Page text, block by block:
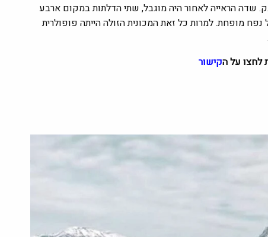
שדה הראייה לאחור היה מוגבל, שתי הדלתות במקום ארבע
מופחת. למרות כל זאת המכונית הזולה הייתה פופולרית
לחצו על הקישור